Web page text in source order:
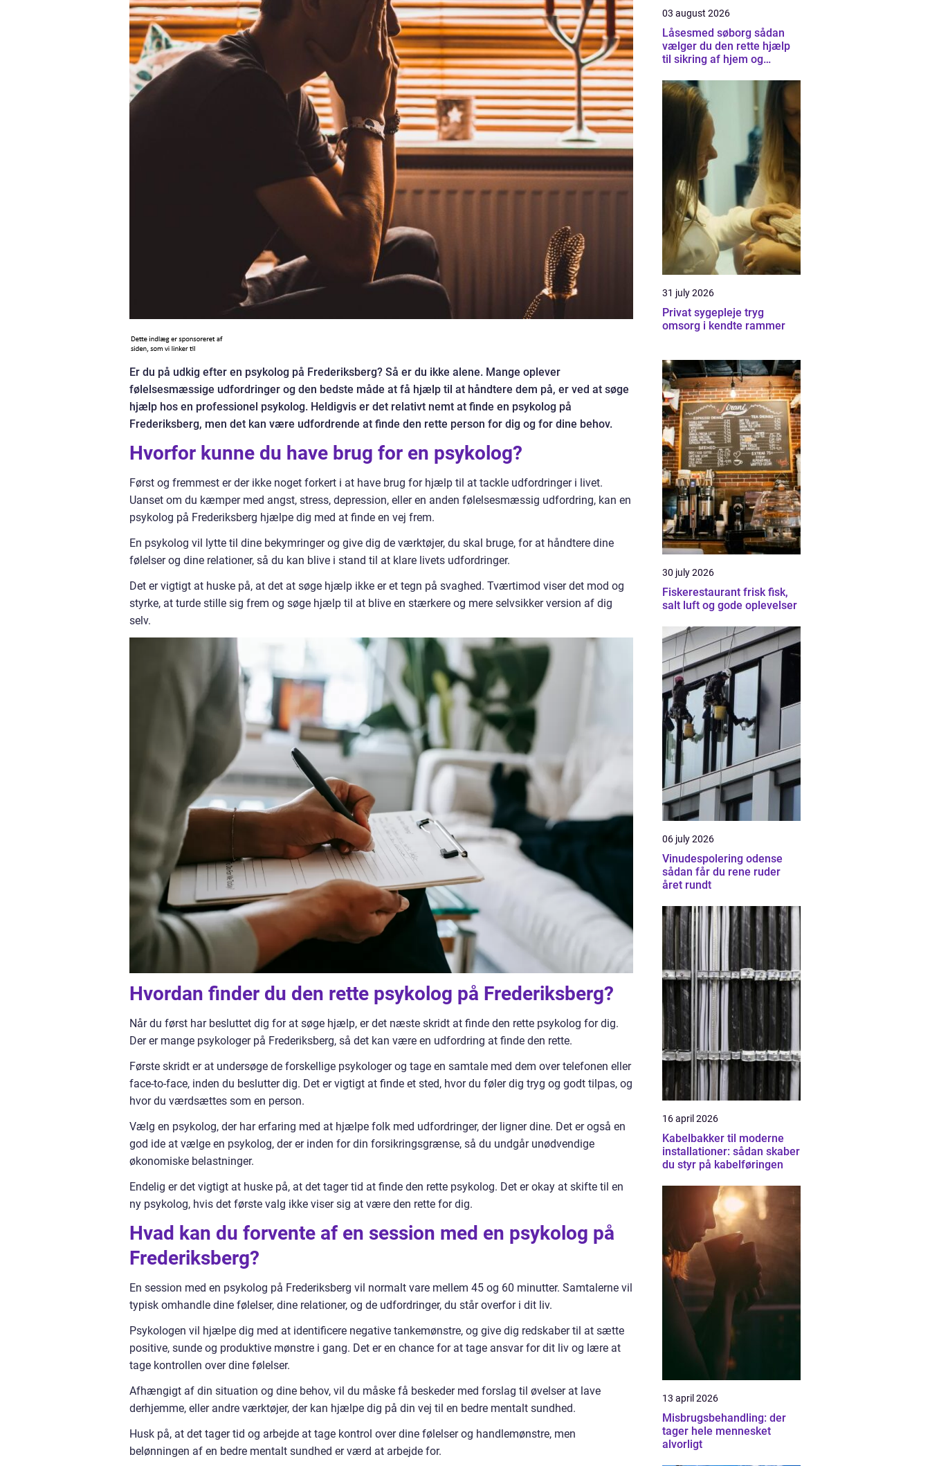
Er du på udkig efter en psykolog på Frederiksberg? Så er du ikke alene. Mange oplever
følelsesmæssige udfordringer og den bedste måde at få hjælp til at håndtere dem på, er ved at søge
hjælp hos en professionel psykolog. Heldigvis er det relativt nemt at finde en psykolog på
Frederiksberg, men det kan være udfordrende at finde den rette person for dig og for dine behov.
Hvorfor kunne du have brug for en psykolog?
Først og fremmest er der ikke noget forkert i at have brug for hjælp til at tackle udfordringer i livet.
Uanset om du kæmper med angst, stress, depression, eller en anden følelsesmæssig udfordring, kan en
psykolog på Frederiksberg hjælpe dig med at finde en vej frem.
En psykolog vil lytte til dine bekymringer og give dig de værktøjer, du skal bruge, for at håndtere dine
følelser og dine relationer, så du kan blive i stand til at klare livets udfordringer.
Det er vigtigt at huske på, at det at søge hjælp ikke er et tegn på svaghed. Tværtimod viser det mod og
styrke, at turde stille sig frem og søge hjælp til at blive en stærkere og mere selvsikker version af dig
selv.
Hvordan finder du den rette psykolog på Frederiksberg?
Når du først har besluttet dig for at søge hjælp, er det næste skridt at finde den rette psykolog for dig.
Der er mange psykologer på Frederiksberg, så det kan være en udfordring at finde den rette.
Første skridt er at undersøge de forskellige psykologer og tage en samtale med dem over telefonen eller
face-to-face, inden du beslutter dig. Det er vigtigt at finde et sted, hvor du føler dig tryg og godt tilpas, og
hvor du værdsættes som en person.
Vælg en psykolog, der har erfaring med at hjælpe folk med udfordringer, der ligner dine. Det er også en
god ide at vælge en psykolog, der er inden for din forsikringsgrænse, så du undgår unødvendige
økonomiske belastninger.
Endelig er det vigtigt at huske på, at det tager tid at finde den rette psykolog. Det er okay at skifte til en
ny psykolog, hvis det første valg ikke viser sig at være den rette for dig.
Hvad kan du forvente af en session med en psykolog på
Frederiksberg?
En session med en psykolog på Frederiksberg vil normalt vare mellem 45 og 60 minutter. Samtalerne vil
typisk omhandle dine følelser, dine relationer, og de udfordringer, du står overfor i dit liv.
Psykologen vil hjælpe dig med at identificere negative tankemønstre, og give dig redskaber til at sætte
positive, sunde og produktive mønstre i gang. Det er en chance for at tage ansvar for dit liv og lære at
tage kontrollen over dine følelser.
Afhængigt af din situation og dine behov, vil du måske få beskeder med forslag til øvelser at lave
derhjemme, eller andre værktøjer, der kan hjælpe dig på din vej til en bedre mentalt sundhed.
Husk på, at det tager tid og arbejde at tage kontrol over dine følelser og handlemønstre, men
belønningen af en bedre mentalt sundhed er værd at arbejde for.
03 august 2026
Låsesmed søborg sådan
vælger du den rette hjælp
til sikring af hjem og
31 july 2026
Privat sygepleje tryg
omsorg i kendte rammer
30 july 2026
Fiskerestaurant frisk fisk,
salt luft og gode oplevelser
06 july 2026
Vinudespolering odense
sådan får du rene ruder
året rundt
16 april 2026
Kabelbakker til moderne
installationer: sådan skaber
du styr på kabelføringen
13 april 2026
Misbrugsbehandling: der
tager hele mennesket
alvorligt